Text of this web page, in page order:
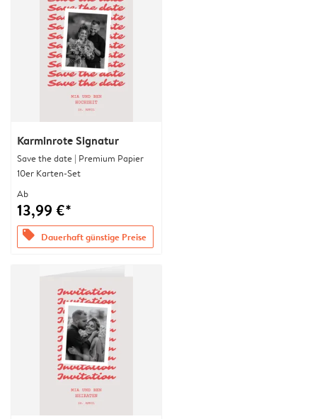
Karminrote Signatur
Save the date | Premium Papier
10er Karten-Set
Ab
13,99 €*
offers Dauerhaft günstige Preise